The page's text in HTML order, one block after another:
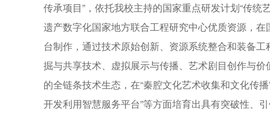
传承项目”，依托我校主持的国家重点研发计划“传
遗产数字化国家地方联合工程研究中心优质资源，
台制作，通过技术原始创新、资源系统整合和装备
掘与共享技术、虚拟展示与传播、艺术剧目创作与
的全链条技术生态，在“秦腔文化艺术收集和文化传
开发利用智慧服务平台”等方面培育出具有突破性、